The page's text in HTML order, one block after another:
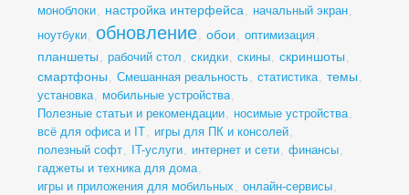
моноблоки, настройка интерфейса, начальный экран,
ноутбуки, обновление, обои , оптимизация,
планшеты , рабочий стол , скидки, скины, скриншоты ,
смартфоны , Смешанная реальность, статистика, темы ,
установка, мобильные устройства,
Полезные статьи и рекомендации, носимые устройства,
всё для офиса и IT, игры для ПК и консолей,
полезный софт, IT-услуги, интернет и сети, финансы,
гаджеты и техника для дома,
игры и приложения для мобильных , онлайн-сервисы,